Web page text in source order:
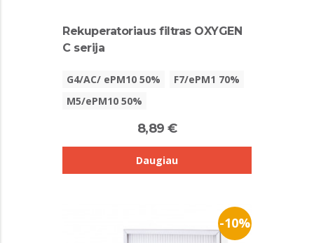
Rekuperatoriaus filtras OXYGEN
C serija
G4/AC/ ePM10 50%
F7/ePM1 70%
M5/ePM10 50%
8,89 €
Daugiau
-10%